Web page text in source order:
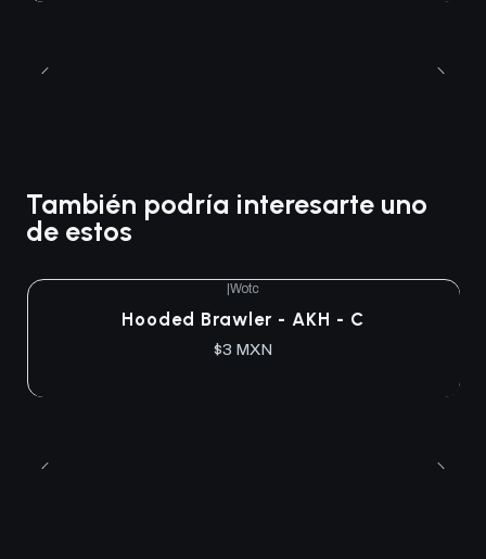
También podría interesarte uno
de estos
Wotc
Hooded Brawler - AKH - C
$3 MXN